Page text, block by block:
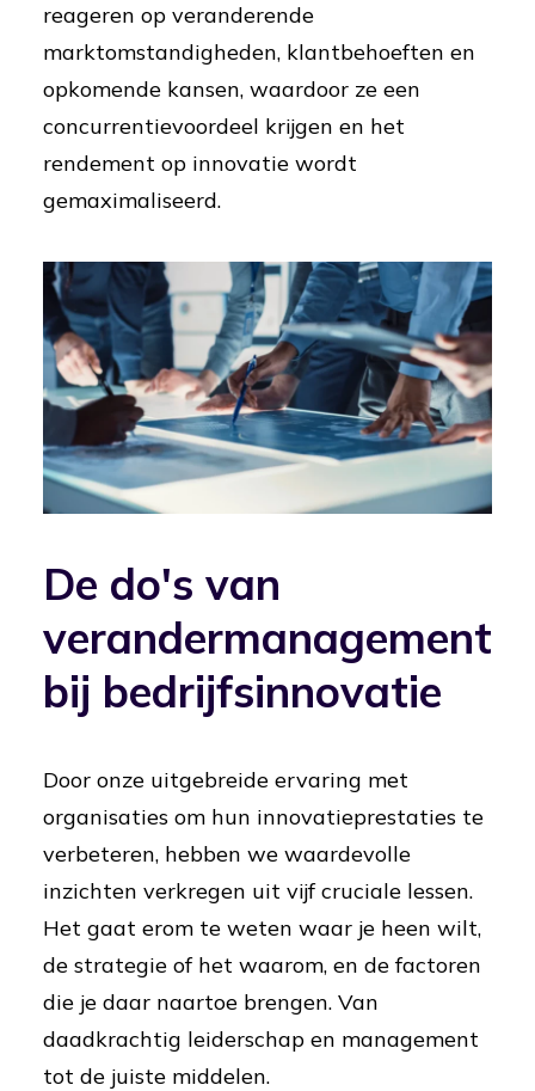
reageren op veranderende
marktomstandigheden, klantbehoeften en
opkomende kansen, waardoor ze een
concurrentievoordeel krijgen en het
rendement op innovatie wordt
gemaximaliseerd.
De do's van
verandermanagement
bij bedrijfsinnovatie
Door onze uitgebreide ervaring met
organisaties om hun innovatieprestaties te
verbeteren, hebben we waardevolle
inzichten verkregen uit vijf cruciale lessen.
Het gaat erom te weten waar je heen wilt,
de strategie of het waarom, en de factoren
die je daar naartoe brengen. Van
daadkrachtig leiderschap en management
tot de juiste middelen.